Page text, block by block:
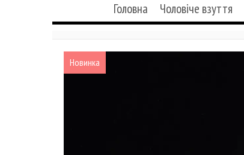
Головна Чоловіче взуття
Новинка